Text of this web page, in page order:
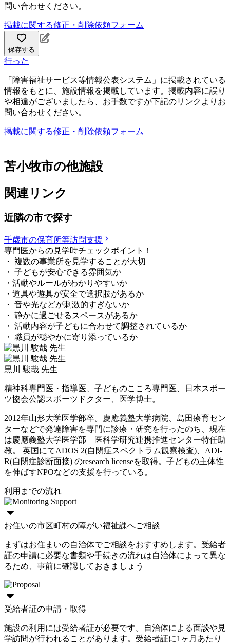
問い合わせください。
掲載に関する修正・削除依頼フォーム
保存する
行った
「障害福祉サービス等情報公表システム」に掲載されている
情報をもとに、施設情報を掲載しています。掲載内容に誤り
や相違がございましたら、お手数ですが下記のリンクよりお
問い合わせください。
掲載に関する修正・削除依頼フォーム
苫小牧市の他施設
関連リンク
近隣の市で探す
千歳市の保育所等訪問支援
専門医からの見学時チェックポイント！
・ 複数の事業所を見学することが大切
・ 子どもが安心できる雰囲気か
・活動やルールがわかりやすいか
・道具や遊具が安全で選択肢があるか
・ 音や光などが刺激的すぎないか
・ 静かに過ごせるスペースがあるか
・ 活動内容が子どもに合わせて調整されているか
・ 職員が穏やかに寄り添っているか
黒川 駿哉 先生
精神科専門医・指導医、子どものこころ専門医、日本スポー
ツ協会公認スポーツドクター、医学博士。
2012年山形大学医学部卒。慶應義塾大学病院、島田療育セン
ターなどで発達障害を専門に診療・研究を行ったのち、現在
は慶應義塾大学医学部 医科学研究連携推進センター特任助
教。 英国にてADOS 2(自閉症スペクトラム観察検査)、ADI-
R(自閉症診断面接) のresearch licenseを取得。子どもの主体性
を伸ばすNPOなどの支援を行っている。
利用までの流れ
お住いの市区町村の障がい福祉課へご相談
まずはお住まいの自治体でご相談をおすすめします。受給者
証の申請に必要な書類や手続きの流れは自治体によって異な
るため、事前に確認しておきましょう
受給者証の申請・取得
施設の利用には受給者証が必要です。自治体による面談や見
学訪問が行われることがあります。受給者証に1ヶ月あたり